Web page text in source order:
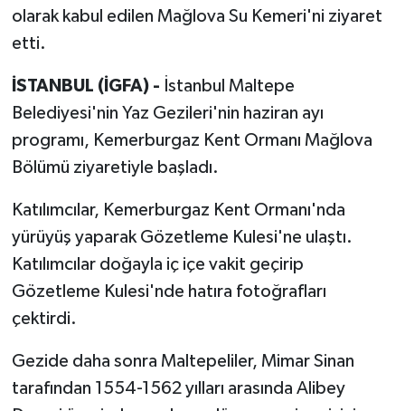
olarak kabul edilen Mağlova Su Kemeri'ni ziyaret
etti.
İSTANBUL (İGFA) - İstanbul Maltepe
Belediyesi'nin Yaz Gezileri'nin haziran ayı
programı, Kemerburgaz Kent Ormanı Mağlova
Bölümü ziyaretiyle başladı.
Katılımcılar, Kemerburgaz Kent Ormanı'nda
yürüyüş yaparak Gözetleme Kulesi'ne ulaştı.
Katılımcılar doğayla iç içe vakit geçirip
Gözetleme Kulesi'nde hatıra fotoğrafları
çektirdi.
Gezide daha sonra Maltepeliler, Mimar Sinan
tarafından 1554-1562 yılları arasında Alibey